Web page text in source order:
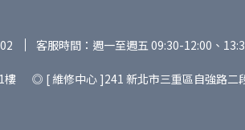
客服時間：週一至週五 09:30-12:00、
樓 ◎ [ 維修中心 ]241 新北市三重區自強路二